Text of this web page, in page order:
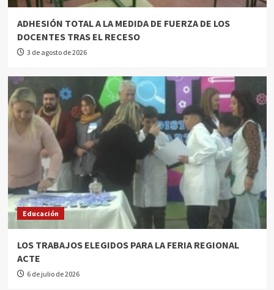
ADHESIÓN TOTAL A LA MEDIDA DE FUERZA DE LOS
DOCENTES TRAS EL RECESO
3 de agosto de 2026
Educación
LOS TRABAJOS ELEGIDOS PARA LA FERIA REGIONAL
ACTE
6 de julio de 2026